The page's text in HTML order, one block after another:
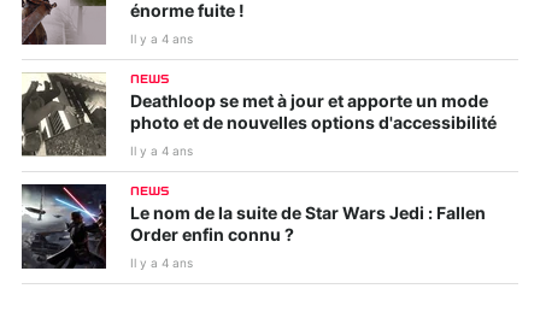
énorme fuite !
Il y a 4 ans
NEWS
Deathloop se met à jour et apporte un mode
photo et de nouvelles options d'accessibilité
Il y a 4 ans
NEWS
Le nom de la suite de Star Wars Jedi : Fallen
Order enfin connu ?
Il y a 4 ans